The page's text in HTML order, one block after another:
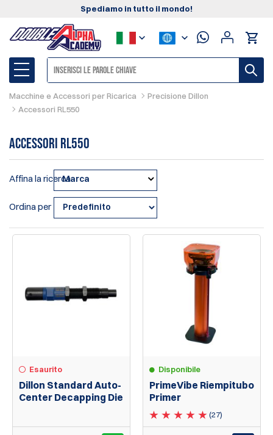
Spediamo in tutto il mondo!
Macchine e Accessori per Ricarica
Precisione Dillon
Accessori RL550
Accessori RL550
Affina la ricercaMarca
Ordina per
Esaurito
Dillon Standard Auto-
Center Decapping Die
Disponibile
PrimeVibe Riempitubo
Primer
(27)